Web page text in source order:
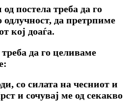
постела треба да го
одлучност, да претрпиме
кој доаѓа.
да го целиваме
co силата на чесниот и
и сочувај ме од секакво